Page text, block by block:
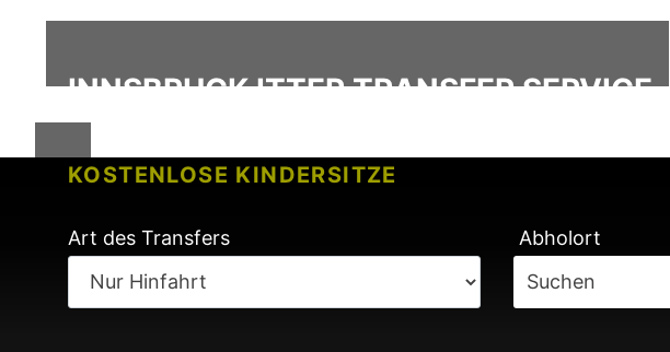
KOSTENLOSE KINDERSITZE
KEINE GEBÜHREN BEI FLUGVERSPÄTUNG
Art des Transfers
Abholort
Suchen
INNSBRUCK ITTER TRANSFER SERVICE